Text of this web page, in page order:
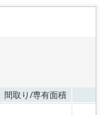
間取り/専有面積